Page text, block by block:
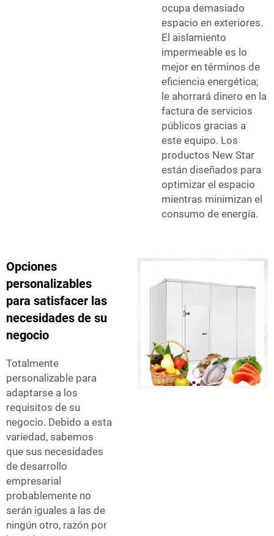
ocupa demasiado
espacio en exteriores.
El aislamiento
impermeable es lo
mejor en términos de
eficiencia energética;
le ahorrará dinero en la
factura de servicios
públicos gracias a
este equipo. Los
productos New Star
están diseñados para
optimizar el espacio
mientras minimizan el
consumo de energía.
Opciones
personalizables
para satisfacer las
necesidades de su
negocio
Totalmente
personalizable para
adaptarse a los
requisitos de su
negocio. Debido a esta
variedad, sabemos
que sus necesidades
de desarrollo
empresarial
probablemente no
serán iguales a las de
ningún otro, razón por